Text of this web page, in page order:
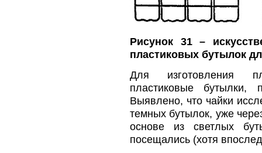
Рисунок 31 –
пластиковых бутылок
Для изготовления
пластиковые бутылки,
Выявлено, что чайки
темных бутылок, уже
основе из светлых
посещались (хотя